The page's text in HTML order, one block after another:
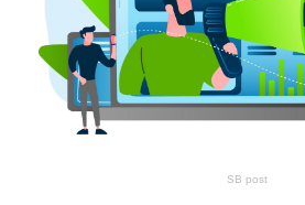
SB post